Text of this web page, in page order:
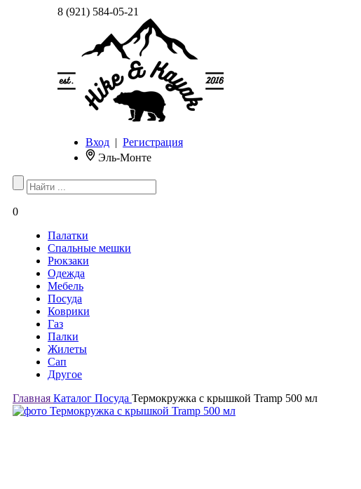
8 (921) 584-05-21
Вход | Регистрация
Эль-Монте
0
Палатки
Спальные мешки
Рюкзаки
Одежда
Мебель
Посуда
Коврики
Газ
Палки
Жилеты
Сап
Другое
Главная Каталог Посуда Термокружка с крышкой Tramp 500 мл